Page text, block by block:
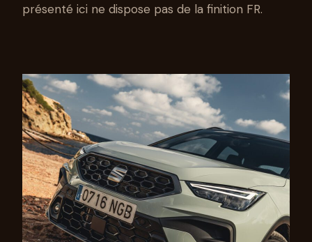
présenté ici ne dispose pas de la finition FR.